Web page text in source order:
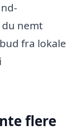
nemt
fra lokale
flere